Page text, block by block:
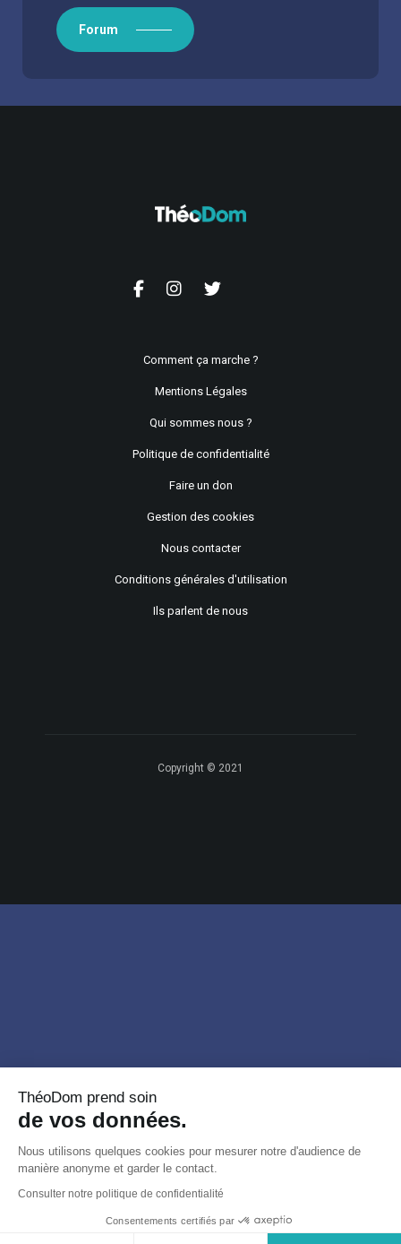
Forum
Comment ça marche ?
Mentions Légales
Qui sommes nous ?
Politique de confidentialité
Faire un don
Gestion des cookies
Nous contacter
Conditions générales d'utilisation
Ils parlent de nous
Copyright © 2021
ThéoDom prend soin
de vos données.
Nous utilisons quelques cookies pour mesurer notre d'audience de
manière anonyme et garder le contact.
Consulter notre politique de confidentialité
Consentements certifiés par